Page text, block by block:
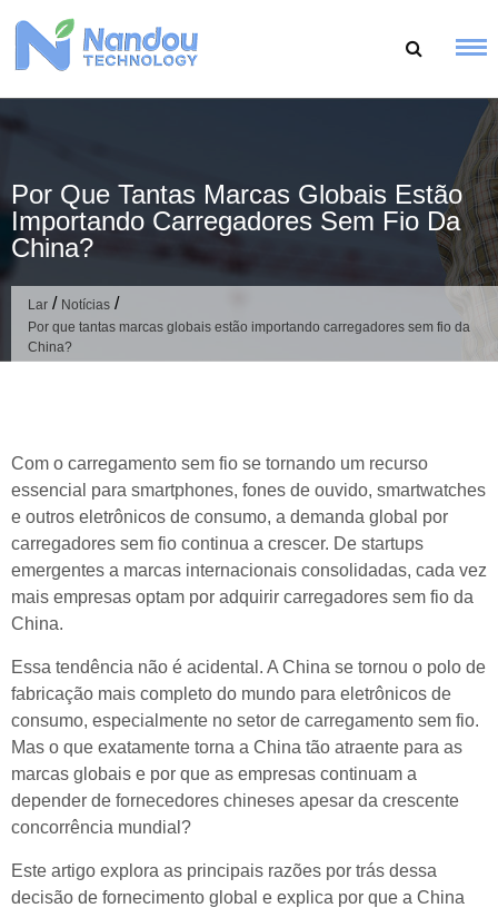
para
Por Que Tantas Marcas Globais Estão
Importando Carregadores Sem Fio Da
China?
Lar / Notícias /
Por que tantas marcas globais estão importando carregadores sem fio da
China?
Com o carregamento sem fio se tornando um recurso
essencial para smartphones, fones de ouvido, smartwatches
e outros eletrônicos de consumo, a demanda global por
carregadores sem fio continua a crescer. De startups
emergentes a marcas internacionais consolidadas, cada vez
mais empresas optam por adquirir carregadores sem fio da
China.
Essa tendência não é acidental. A China se tornou o polo de
fabricação mais completo do mundo para eletrônicos de
consumo, especialmente no setor de carregamento sem fio.
Mas o que exatamente torna a China tão atraente para as
marcas globais e por que as empresas continuam a
depender de fornecedores chineses apesar da crescente
concorrência mundial?
Este artigo explora as principais razões por trás dessa
decisão de fornecimento global e explica por que a China